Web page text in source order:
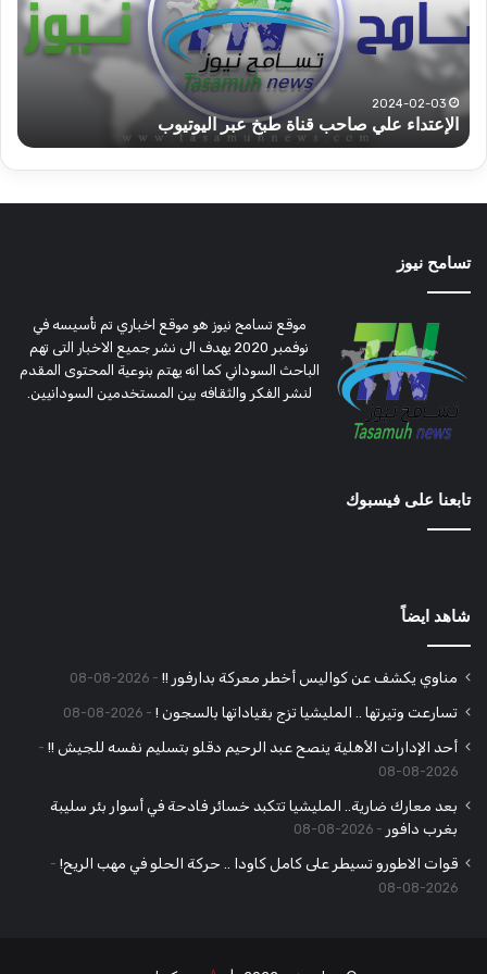
ولاية
شرق
دارفور
تؤمن
موسم
الحصاد
2022-12-08
قوات الدعم السريع قطاع ولاية شرق دارفور تؤمن موسم
الحصاد
تسامح نيوز
موقع تسامح نيوز هو موقع اخباري تم تأسيسه في
نوفمبر 2020 يهدف الى نشر جميع الاخبار التى تهم
الباحث السوداني كما انه يهتم بنوعية المحتوى المقدم
لنشر الفكر والثقافه بين المستخدمين السودانيين.
تابعنا على فيسبوك
شاهد ايضاً
مناوي يكشف عن كواليس أخطر معركة بدارفور !! 2026-08-08
تسارعت وتيرتها .. المليشيا تزج بقياداتها بالسجون ! 2026-08-08
أحد الإدارات الأهلية ينصح عبد الرحيم دقلو بتسليم نفسه للجيش !!
2026-08-08
بعد معارك ضارية.. المليشيا تتكبد خسائر فادحة في أسوار بئر سليبة
بغرب دافور
2026-08-08
قوات الاطورو تسيطر على كامل كاودا .. حركة الحلو في مهب الريح!
2026-08-08